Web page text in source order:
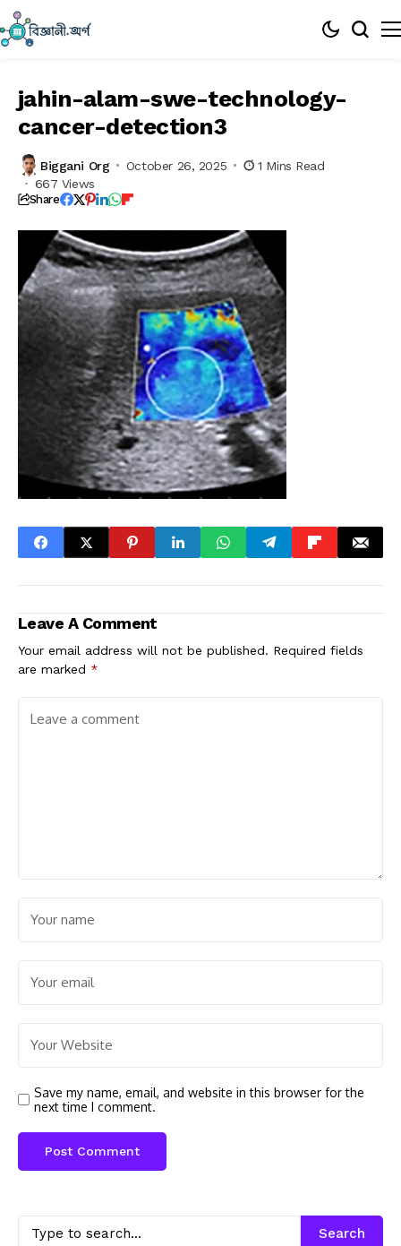
jahin-alam-swe-technology-
cancer-detection3
Biggani Org October 26, 2025
1 Mins Read
667 Views
Share
Leave A Comment
Your email address will not be published. Required fields
are marked *
Save my name, email, and website in this browser for the
next time I comment.
Search